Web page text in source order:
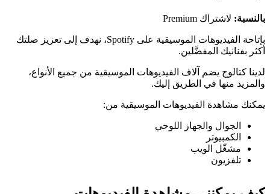
بالنسبة: لاشتراك Premium
بإتاحة الفيديوهات الموسيقية على Spotify، نهدف إلى تعزيز صلتك
أكثر بفنانيك المفضَّلين.
لدينا كتالوج يضم آلاف الفيديوهات الموسيقية من جميع الأنواع،
والمزيد منها في الطريق إليك.
يمكنك مشاهدة الفيديوهات الموسيقية من:
الجوال والجهاز اللوحي
الكمبيوتر
مشغّل الويب
تلفزيون